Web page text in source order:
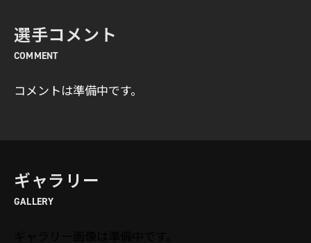
選手コメント
COMMENT
コメントは準備中です。
ギャラリー
GALLERY